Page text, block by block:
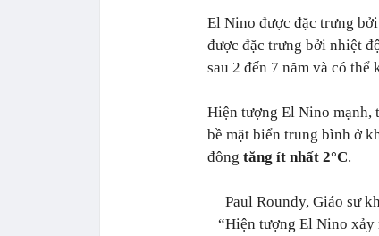
El Nino được đặc trưng
được đặc trưng bởi nhiệt
sau 2 đến 7 năm và có thể
Hiện tượng El Nino
bề mặt biển trung bình ở
đông tăng ít nhất 2°C.
Paul Roundy, Giáo sư
“Hiện tượng El Nino